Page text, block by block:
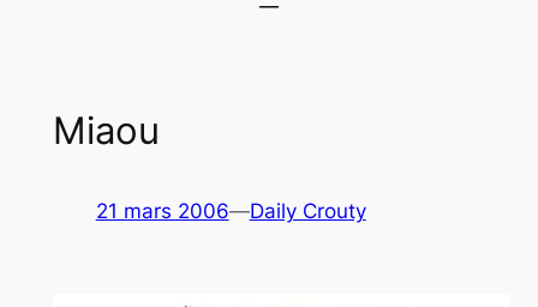
Miaou
21 mars 2006—Daily Crouty